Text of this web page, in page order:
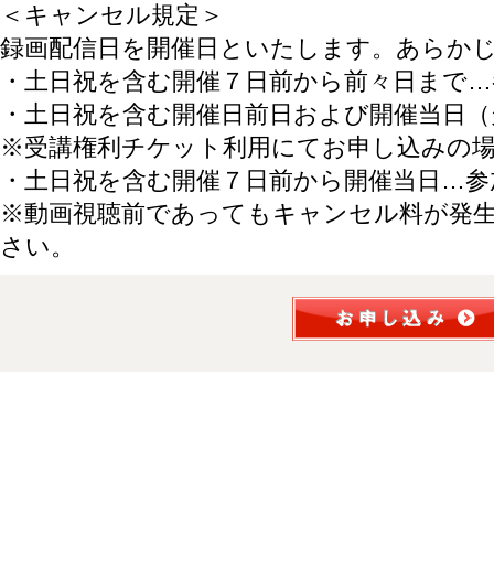
＜キャンセル規定＞
録画配信日を開催日といたします。あらか
・土日祝を含む開催７日前から前々日まで
・土日祝を含む開催日前日および開催当日
※受講権利チケット利用にてお申し込みの
・土日祝を含む開催７日前から開催当日…
※動画視聴前であってもキャンセル料が発
さい。